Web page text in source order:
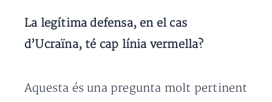
La legítima defensa, en el cas
d’Ucraïna, té cap línia vermella?
Aquesta és una pregunta molt pertinent